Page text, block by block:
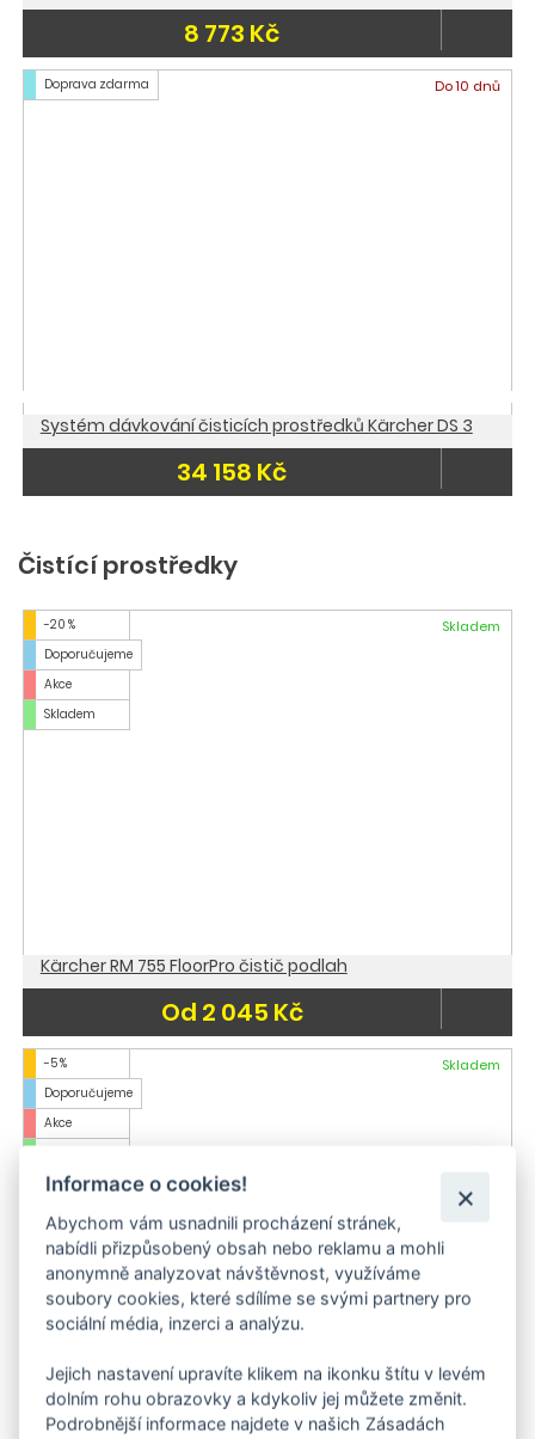
8 773 Kč
Doprava zdarma Do 10 dnů
Systém dávkování čisticích prostředků Kärcher DS 3
34 158 Kč
Čistící prostředky
-20 %
Doporučujeme
Akce
Skladem
Skladem
Kärcher RM 755 FloorPro čistič podlah
Od 2 045 Kč
-5 %
Doporučujeme
Akce
Skladem
Kärcher RM 755 ES 20 l leštič podlah
Informace o cookies!
Abychom vám usnadnili procházení stránek,
nabídli přizpůsobený obsah nebo reklamu a mohli
anonymně analyzovat návštěvnost, využíváme
soubory cookies, které sdílíme se svými partnery pro
sociální média, inzerci a analýzu.
Jejich nastavení upravíte klikem na ikonku štítu v levém
dolním rohu obrazovky a kdykoliv jej můžete změnit.
Podrobnější informace najdete v našich Zásadách